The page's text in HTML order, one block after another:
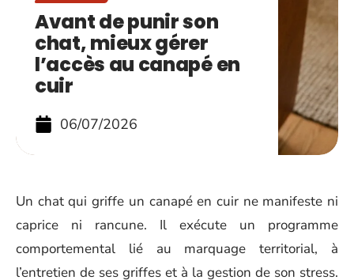
Avant de punir son
chat, mieux gérer
l’accès au canapé en
cuir
06/07/2026
Un chat qui griffe un canapé en cuir ne manifeste ni
caprice ni rancune. Il exécute un programme
comportemental lié au marquage territorial, à
l’entretien de ses griffes et à la gestion de son stress.